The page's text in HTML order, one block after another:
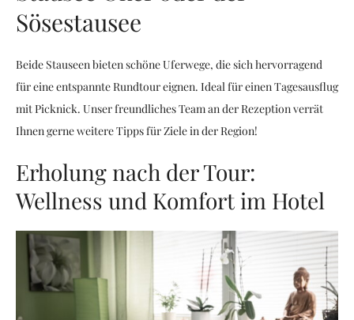
Sösestausee
Beide Stauseen bieten schöne Uferwege, die sich hervorragend
für eine entspannte Rundtour eignen. Ideal für einen Tagesausflug
mit Picknick. Unser freundliches Team an der Rezeption verrät
Ihnen gerne weitere Tipps für Ziele in der Region!
Erholung nach der Tour:
Wellness und Komfort im Hotel